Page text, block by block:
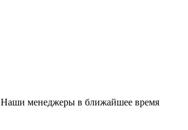
Наши менеджеры в ближайшее время